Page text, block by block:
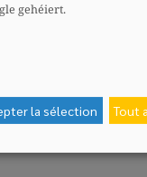
gehéiert.
la sélection Tout